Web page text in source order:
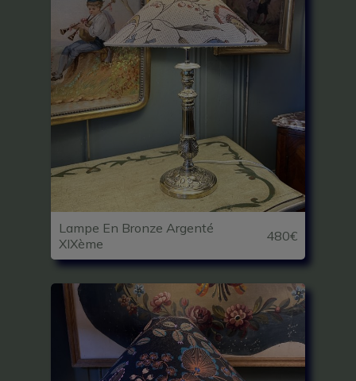
Lampe En Bronze Argenté
XIXème
480€